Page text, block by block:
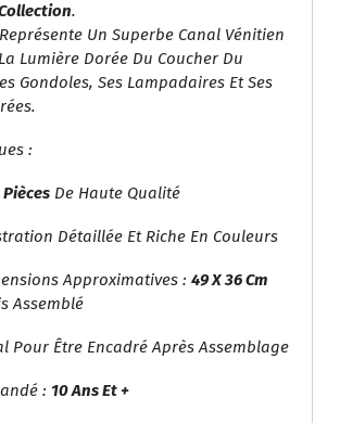
.
Un Superbe Canal Vénitien
Lumière Dorée Du Coucher Du
Gondoles, Ses Lampadaires Et Ses
:
De Haute Qualité
Détaillée Et Riche En Couleurs
Approximatives : 49 X 36 Cm
Assemblé
Être Encadré Après Assemblage
: 10 Ans Et +